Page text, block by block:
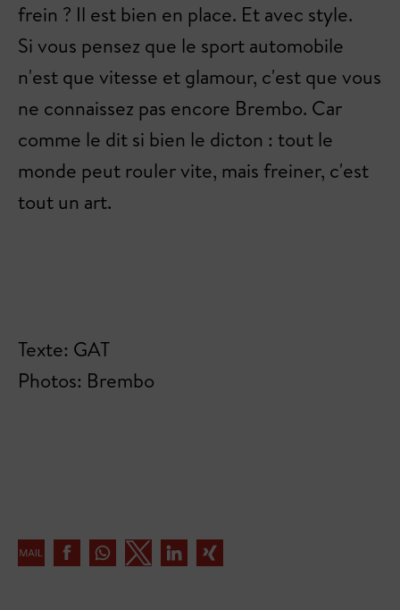
frein ? Il est bien en place. Et avec style.
Si vous pensez que le sport automobile
n'est que vitesse et glamour, c'est que vous
ne connaissez pas encore Brembo. Car
comme le dit si bien le dicton : tout le
monde peut rouler vite, mais freiner, c'est
tout un art.
Texte: GAT
Photos: Brembo